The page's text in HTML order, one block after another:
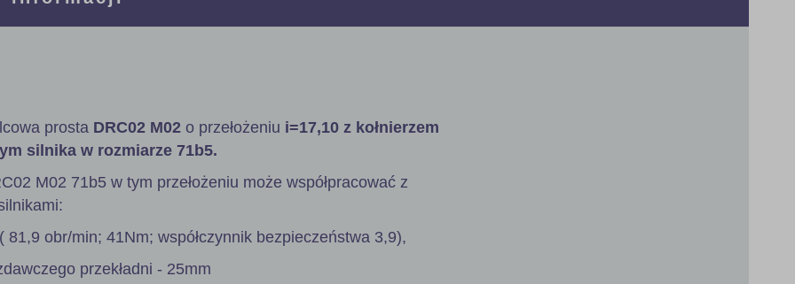
prosta DRC02 M02o przełożeniu i=17,10 z kołnierzem
silnika w rozmiarze 71b5.
M02 71b5 w tym przełożeniu może współpracować z
81,9 obr/min; 41Nm; współczynnik bezpieczeństwa 3,9),
przekładni - 25mm